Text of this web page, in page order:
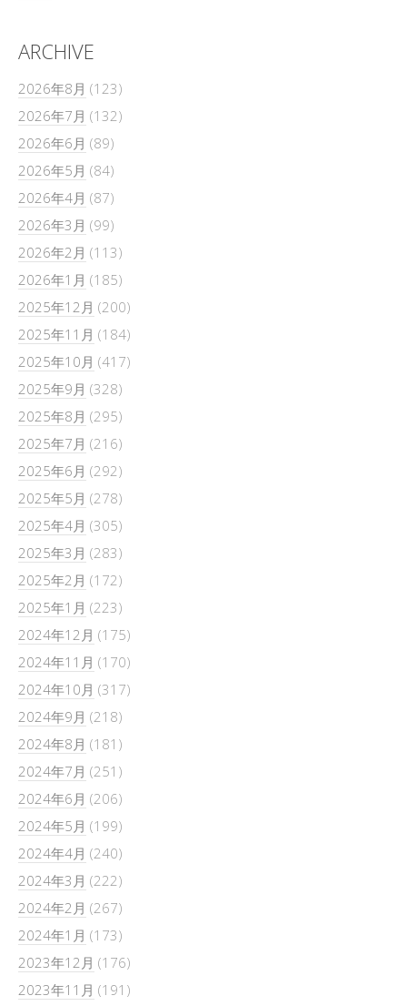
ARCHIVE
2026年8月 (123)
2026年7月 (132)
2026年6月 (89)
2026年5月 (84)
2026年4月 (87)
2026年3月 (99)
2026年2月 (113)
2026年1月 (185)
2025年12月 (200)
2025年11月 (184)
2025年10月 (417)
2025年9月 (328)
2025年8月 (295)
2025年7月 (216)
2025年6月 (292)
2025年5月 (278)
2025年4月 (305)
2025年3月 (283)
2025年2月 (172)
2025年1月 (223)
2024年12月 (175)
2024年11月 (170)
2024年10月 (317)
2024年9月 (218)
2024年8月 (181)
2024年7月 (251)
2024年6月 (206)
2024年5月 (199)
2024年4月 (240)
2024年3月 (222)
2024年2月 (267)
2024年1月 (173)
2023年12月 (176)
2023年11月 (191)